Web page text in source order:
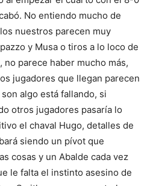
No entiendo mucho de
nuestros parecen muy
y Musa o tiros a lo loco de
no parece haber mucho más,
jugadores que llegan parecen
algo está fallando, si
otros jugadores pasaría lo
el chaval Hugo, detalles de
siendo un pívot que
cosas y un Abalde cada vez
le falta el instinto asesino de